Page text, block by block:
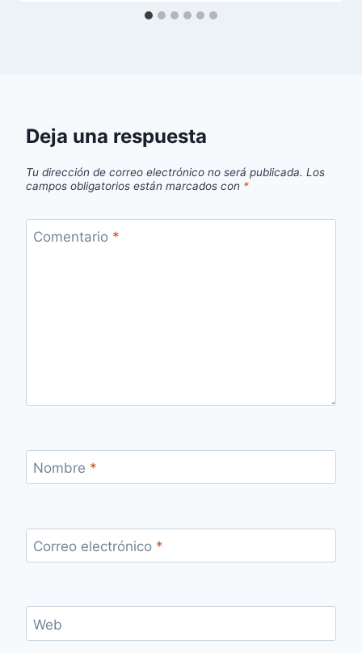
Deja una respuesta
Tu dirección de correo electrónico no será publicada. Los
campos obligatorios están marcados con *
Comentario *
Nombre *
Correo electrónico *
Web